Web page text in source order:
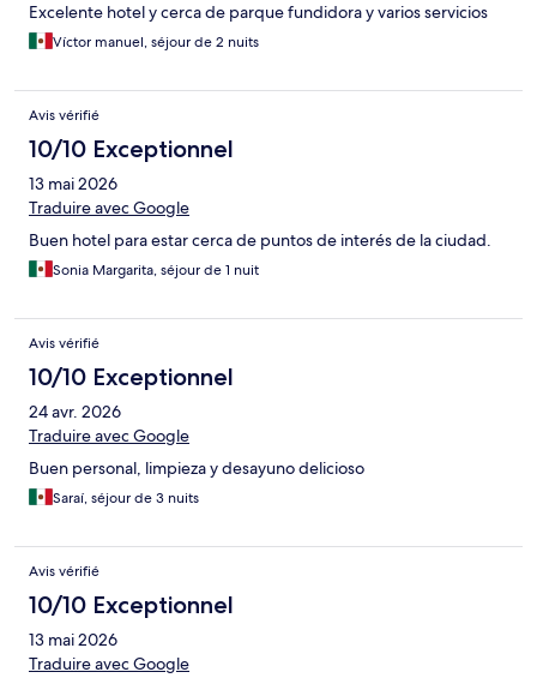
Excelente hotel y cerca de parque fundidora y varios servicios
Víctor manuel, séjour de 2 nuits
Avis vérifié
10/10 Exceptionnel
13 mai 2026
Traduire avec Google
Buen hotel para estar cerca de puntos de interés de la ciudad.
Sonia Margarita, séjour de 1 nuit
Avis vérifié
10/10 Exceptionnel
24 avr. 2026
Traduire avec Google
Buen personal, limpieza y desayuno delicioso
Saraí, séjour de 3 nuits
Avis vérifié
10/10 Exceptionnel
13 mai 2026
Traduire avec Google